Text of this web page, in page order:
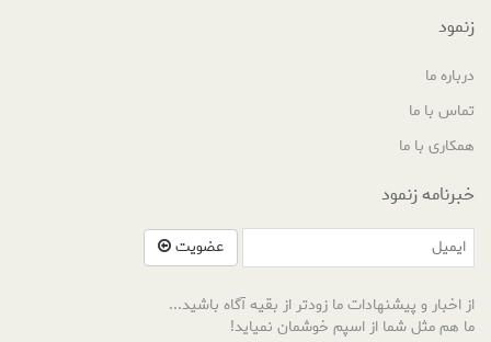
زنمود
درباره ما
تماس با ما
همکاری با ما
خبرنامه زنمود
عضویت
از اخبار و پیشنهادات ما زودتر از بقیه آگاه باشید...
ما هم مثل شما از اسپم خوشمان نمیاید!